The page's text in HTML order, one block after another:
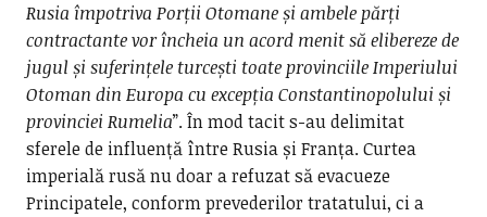
Rusia împotriva Porții Otomane și ambele părți
contractante vor încheia un acord menit să elibereze de
jugul și suferințele turcești toate provinciile Imperiului
Otoman din Europa cu excepția Constantinopolului și
provinciei Rumelia”. În mod tacit s-au delimitat
sferele de influență între Rusia și Franța. Curtea
imperială rusă nu doar a refuzat să evacueze
Principatele, conform prevederilor tratatului, ci a